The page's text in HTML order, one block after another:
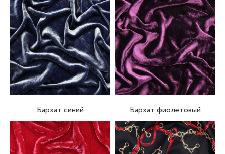
Бархат синий Бархат фиолетовый